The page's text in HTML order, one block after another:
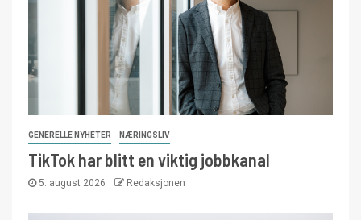
GENERELLE NYHETER NÆRINGSLIV
TikTok har blitt en viktig jobbkanal
5. august 2026 Redaksjonen